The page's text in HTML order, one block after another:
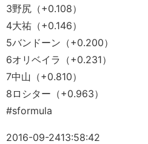
3野尻（+0.108）
4大祐（+0.146）
5バンドーン（+0.200）
6オリベイラ（+0.231）
7中山（+0.810）
8ロシター（+0.963）
#sformula
2016-09-2413:58:42